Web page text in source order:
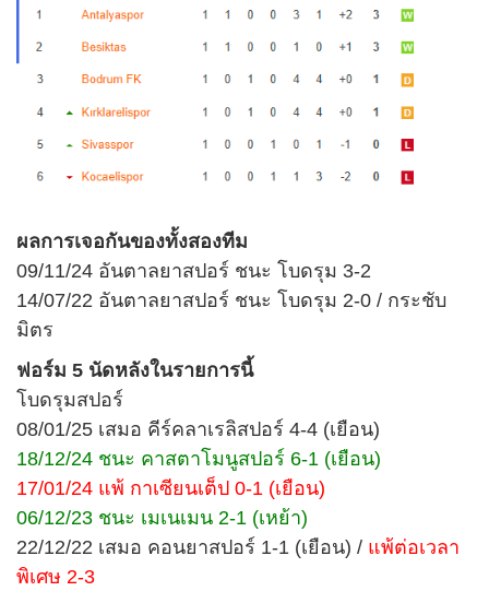
ผลการเจอกันของทั้งสองทีม
09/11/24 อันตาลยาสปอร์ ชนะ โบดรุม 3-2
14/07/22 อันตาลยาสปอร์ ชนะ โบดรุม 2-0 / กระชับ
มิตร
ฟอร์ม 5 นัดหลังในรายการนี้
โบดรุมสปอร์
08/01/25 เสมอ คีร์คลาเรลิสปอร์ 4-4 (เยือน)
18/12/24 ชนะ คาสตาโมนูสปอร์ 6-1 (เยือน)
17/01/24 แพ้ กาเซียนเต็ป 0-1 (เยือน)
06/12/23 ชนะ เมเนเมน 2-1 (เหย้า)
22/12/22 เสมอ คอนยาสปอร์ 1-1 (เยือน) / แพ้ต่อเวลา
พิเศษ 2-3